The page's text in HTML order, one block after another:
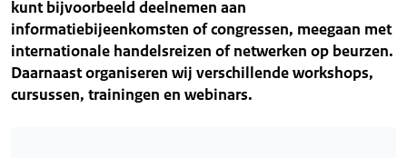
kunt bijvoorbeeld deelnemen aan
informatiebijeenkomsten of congressen, meegaan met
internationale handelsreizen of netwerken op beurzen.
Daarnaast organiseren wij verschillende workshops,
cursussen, trainingen en webinars.